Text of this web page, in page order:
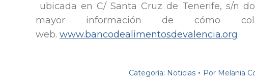
ubicada en C/ Santa Cruz de Tenerife, s/n
mayor información de cómo
web. www.bancodealimentosdevalencia.org
Categoría: Noticias Por Melania